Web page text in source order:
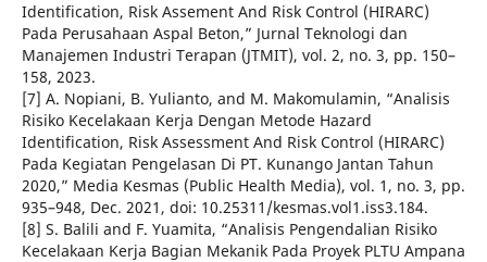
Identification, Risk Assement And Risk Control (HIRARC)
Pada Perusahaan Aspal Beton,” Jurnal Teknologi dan
Manajemen Industri Terapan (JTMIT), vol. 2, no. 3, pp. 150–
158, 2023.
[7] A. Nopiani, B. Yulianto, and M. Makomulamin, “Analisis
Risiko Kecelakaan Kerja Dengan Metode Hazard
Identification, Risk Assessment And Risk Control (HIRARC)
Pada Kegiatan Pengelasan Di PT. Kunango Jantan Tahun
2020,” Media Kesmas (Public Health Media), vol. 1, no. 3, pp.
935–948, Dec. 2021, doi: 10.25311/kesmas.vol1.iss3.184.
[8] S. Balili and F. Yuamita, “Analisis Pengendalian Risiko
Kecelakaan Kerja Bagian Mekanik Pada Proyek PLTU Ampana